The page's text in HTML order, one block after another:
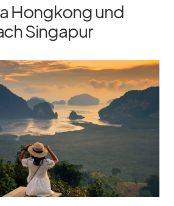
Hongkong und
Singapur